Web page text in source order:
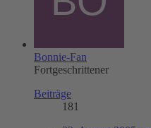
Bonnie-Fan
Fortgeschrittener
Beiträge
181